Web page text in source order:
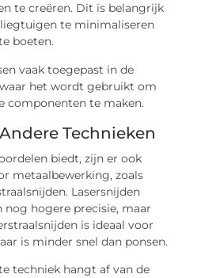
te creëren. Dit is belangrijk
te minimaliseren
boeten.
vaak toegepast in de
het wordt gebruikt om
componenten te maken.
Technieken
biedt, zijn er ook
metaalbewerking, zoals
Lasersnijden
nog hogere precisie, maar
is ideaal voor
is minder snel dan ponsen.
techniek hangt af van de